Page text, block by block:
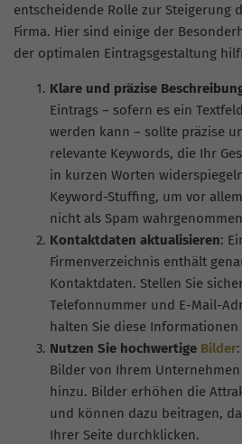
entscheidende Rolle zur Steigerung
Firma. Hier sind einige der
der optimalen Eintragsgestaltung
Klare und präzise
Eintrags – sofern es ein
werden kann – sollte präzise
relevante Keywords, die Ihr
in kurzen Worten
Keyword-Stuffing, um vor
nicht als Spam
Kontaktdaten aktualisieren:
Firmenverzeichnis enthält
Kontaktdaten. Stellen Sie
Telefonnummer und E-Mail-
halten Sie diese Informationen
Nutzen Sie hochwertige Bilder
Bilder von Ihrem
hinzu. Bilder erhöhen die
und können dazu beitragen,
Ihrer Seite durchklicken.